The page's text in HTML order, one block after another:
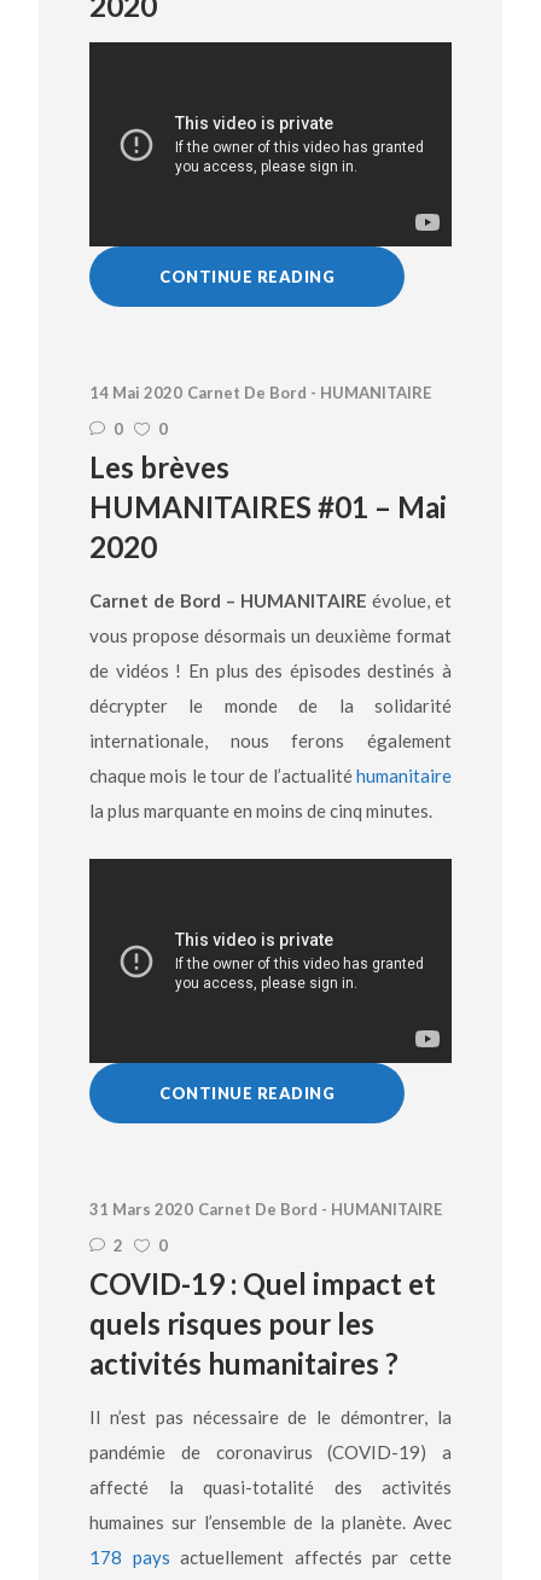
CONTINUE READING
14 Mai 2020 Carnet De Bord - HUMANITAIRE
0
0
Les brèves
HUMANITAIRES #01 – Mai
2020
Carnet de Bord – HUMANITAIRE évolue, et
vous propose désormais un deuxième format
de vidéos ! En plus des épisodes destinés à
décrypter le monde de la solidarité
internationale, nous ferons également
chaque mois le tour de l’actualitéhumanitaire
la plus marquante en moins de cinq minutes.
CONTINUE READING
31 Mars 2020 Carnet De Bord - HUMANITAIRE
2
0
COVID-19 : Quel impact et
quels risques pour les
activités humanitaires ?
Il n’est pas nécessaire de le démontrer, la
pandémie de coronavirus (COVID-19) a
affecté la quasi-totalité des activités
humaines sur l’ensemble de la planète. Avec
178 pays actuellement affectés par cette